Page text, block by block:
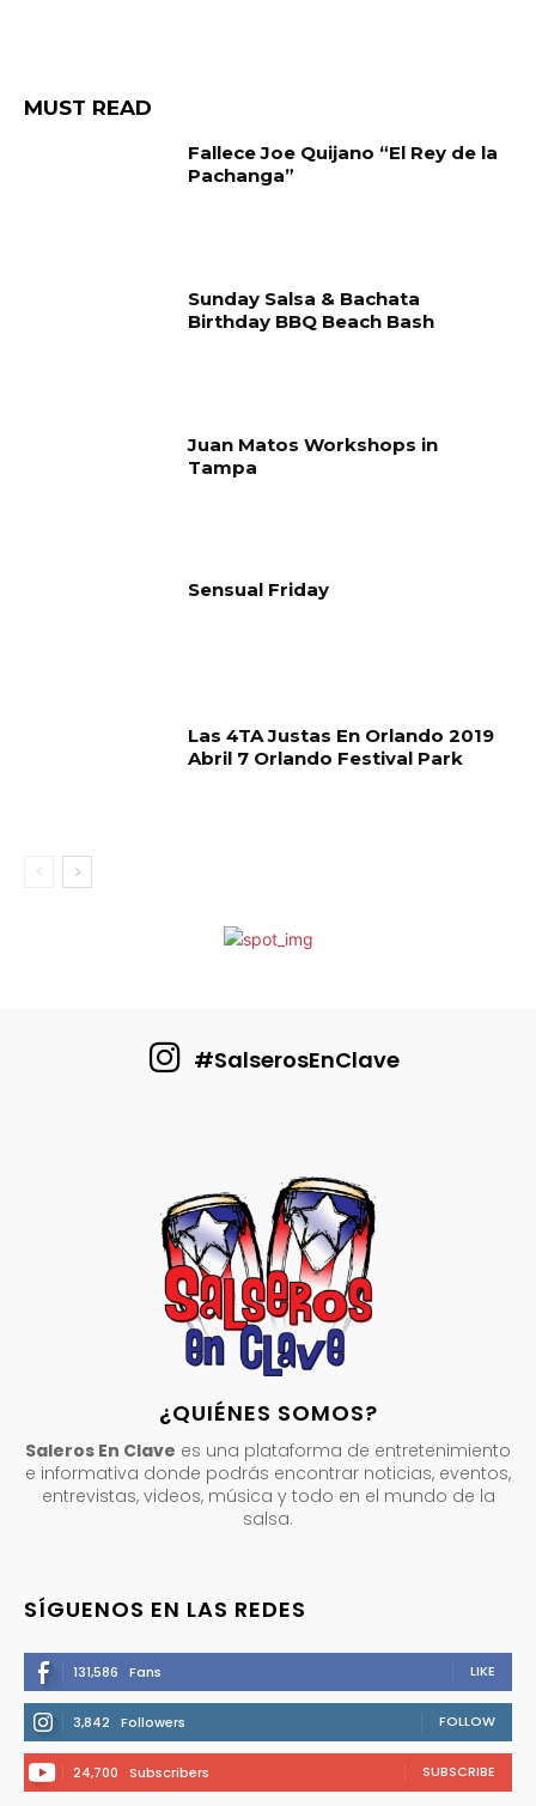
MUST READ
Fallece Joe Quijano “El Rey de la
Pachanga”
Sunday Salsa & Bachata
Birthday BBQ Beach Bash
Juan Matos Workshops in
Tampa
Sensual Friday
Las 4TA Justas En Orlando 2019
Abril 7 Orlando Festival Park
#SalserosEnClave
¿QUIÉNES SOMOS?
Saleros En Clave es una plataforma de entretenimiento
e informativa donde podrás encontrar noticias, eventos,
entrevistas, videos, música y todo en el mundo de la
salsa.
SÍGUENOS EN LAS REDES
131,586 Fans LIKE
3,842 Followers FOLLOW
24,700 Subscribers SUBSCRIBE